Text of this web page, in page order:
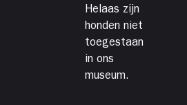
Helaas zijn
honden niet
toegestaan
in ons
museum.